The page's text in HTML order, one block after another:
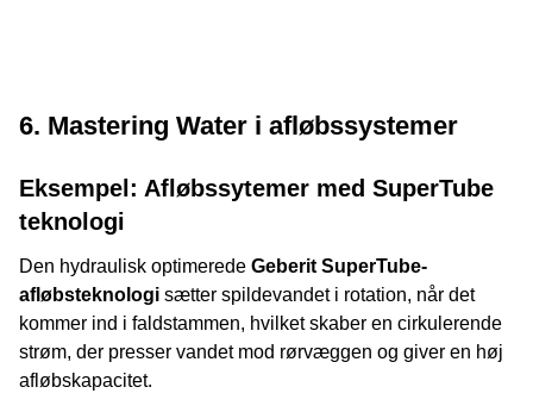
6. Mastering Water i afløbssystemer
Eksempel: Afløbssytemer med SuperTube
teknologi
Den hydraulisk optimerede Geberit SuperTube-
afløbsteknologi sætter spildevandet i rotation, når det
kommer ind i faldstammen, hvilket skaber en cirkulerende
strøm, der presser vandet mod rørvæggen og giver en høj
afløbskapacitet.